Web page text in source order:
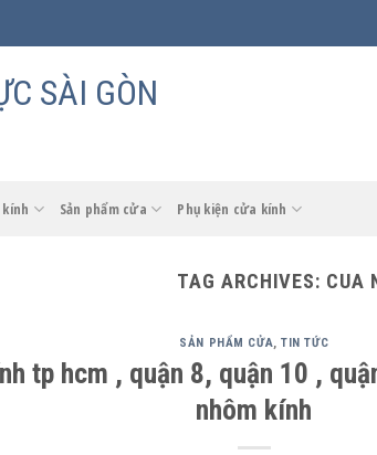
SÀI GÒN
Sản phẩm cửa Phụ kiện cửa kính
TAG ARCHIVES: CUA
SẢN PHẨM CỬA,TIN TỨC
tp hcm , quận 8, quận 10 ,
nhôm kính